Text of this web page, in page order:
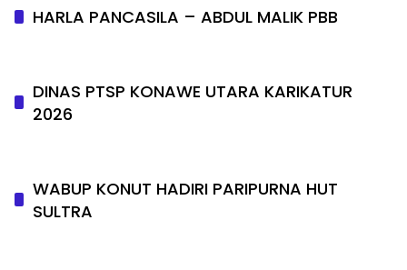
HARLA PANCASILA – ABDUL MALIK PBB
DINAS PTSP KONAWE UTARA KARIKATUR
2026
WABUP KONUT HADIRI PARIPURNA HUT
SULTRA